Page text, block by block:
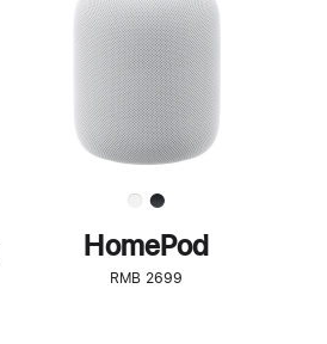
了
解
HomePod<
HomePod
RMB 2699